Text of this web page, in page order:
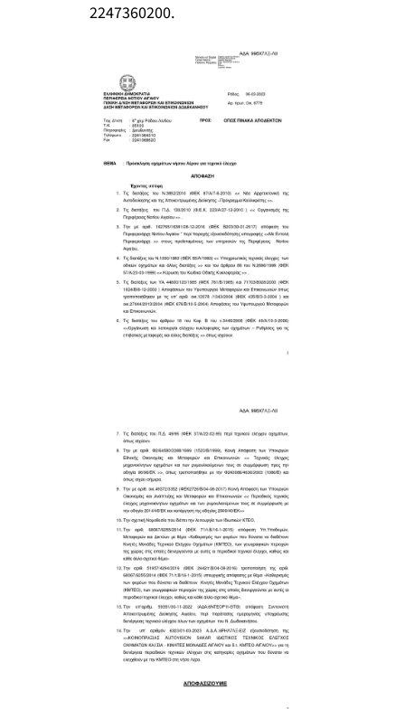
2247360200.